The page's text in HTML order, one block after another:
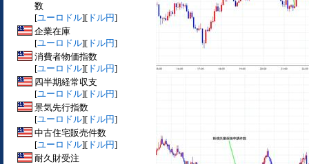
数
[ユーロドル][ ドル円]
企業在庫
[ユーロドル][ ドル円]
消費者物価指数
[ユーロドル][ ドル円]
四半期経常収支
[ユーロドル][ ドル円]
景気先行指数
[ユーロドル][ ドル円]
中古住宅販売件数
[ユーロドル][ ドル円]
耐久財受注